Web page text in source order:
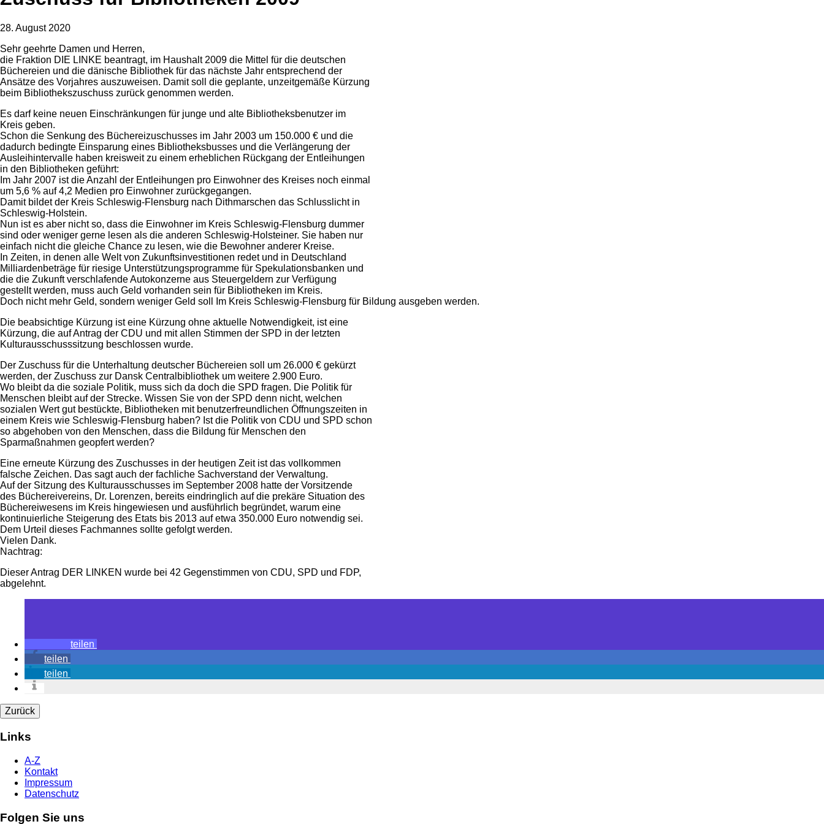
28. August 2020
Sehr geehrte Damen und Herren,
die Fraktion DIE LINKE beantragt, im Haushalt 2009 die Mittel für die deutschen
Büchereien und die dänische Bibliothek für das nächste Jahr entsprechend der
Ansätze des Vorjahres auszuweisen. Damit soll die geplante, unzeitgemäße Kürzung
beim Bibliothekszuschuss zurück genommen werden.
Es darf keine neuen Einschränkungen für junge und alte Bibliotheksbenutzer im
Kreis geben.
Schon die Senkung des Büchereizuschusses im Jahr 2003 um 150.000 € und die
dadurch bedingte Einsparung eines Bibliotheksbusses und die Verlängerung der
Ausleihintervalle haben kreisweit zu einem erheblichen Rückgang der Entleihungen
in den Bibliotheken geführt:
Im Jahr 2007 ist die Anzahl der Entleihungen pro Einwohner des Kreises noch einmal
um 5,6 % auf 4,2 Medien pro Einwohner zurückgegangen.
Damit bildet der Kreis Schleswig-Flensburg nach Dithmarschen das Schlusslicht in
Schleswig-Holstein.
Nun ist es aber nicht so, dass die Einwohner im Kreis Schleswig-Flensburg dummer
sind oder weniger gerne lesen als die anderen Schleswig-Holsteiner. Sie haben nur
einfach nicht die gleiche Chance zu lesen, wie die Bewohner anderer Kreise.
In Zeiten, in denen alle Welt von Zukunftsinvestitionen redet und in Deutschland
Milliardenbeträge für riesige Unterstützungsprogramme für Spekulationsbanken und
die die Zukunft verschlafende Autokonzerne aus Steuergeldern zur Verfügung
gestellt werden, muss auch Geld vorhanden sein für Bibliotheken im Kreis.
Doch nicht mehr Geld, sondern weniger Geld soll Im Kreis Schleswig-Flensburg für Bildung ausgeben werden.
Die beabsichtige Kürzung ist eine Kürzung ohne aktuelle Notwendigkeit, ist eine
Kürzung, die auf Antrag der CDU und mit allen Stimmen der SPD in der letzten
Kulturausschusssitzung beschlossen wurde.
Der Zuschuss für die Unterhaltung deutscher Büchereien soll um 26.000 € gekürzt
werden, der Zuschuss zur Dansk Centralbibliothek um weitere 2.900 Euro.
Wo bleibt da die soziale Politik, muss sich da doch die SPD fragen. Die Politik für
Menschen bleibt auf der Strecke. Wissen Sie von der SPD denn nicht, welchen
sozialen Wert gut bestückte, Bibliotheken mit benutzerfreundlichen Öffnungszeiten in
einem Kreis wie Schleswig-Flensburg haben? Ist die Politik von CDU und SPD schon
so abgehoben von den Menschen, dass die Bildung für Menschen den
Sparmaßnahmen geopfert werden?
Eine erneute Kürzung des Zuschusses in der heutigen Zeit ist das vollkommen
falsche Zeichen. Das sagt auch der fachliche Sachverstand der Verwaltung.
Auf der Sitzung des Kulturausschusses im September 2008 hatte der Vorsitzende
des Büchereivereins, Dr. Lorenzen, bereits eindringlich auf die prekäre Situation des
Büchereiwesens im Kreis hingewiesen und ausführlich begründet, warum eine
kontinuierliche Steigerung des Etats bis 2013 auf etwa 350.000 Euro notwendig sei.
Dem Urteil dieses Fachmannes sollte gefolgt werden.
Vielen Dank.
Nachtrag:
Dieser Antrag DER LINKEN wurde bei 42 Gegenstimmen von CDU, SPD und FDP,
abgelehnt.
teilen
teilen
teilen
Zurück
Links
A-Z
Kontakt
Impressum
Datenschutz
Folgen Sie uns